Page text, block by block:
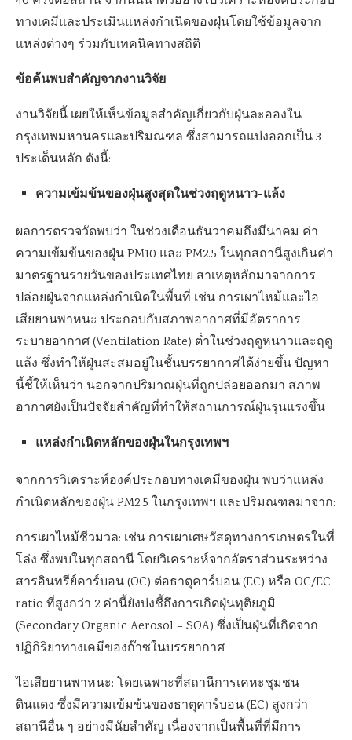
ทางเคมีและประเมินแหล่งกำเนิดของฝุ่นโดยใช้ข้อมูลจาก
แหล่งต่างๆ ร่วมกับเทคนิคทางสถิติ
ข้อค้นพบสำคัญจากงานวิจัย
งานวิจัยนี้ เผยให้เห็นข้อมูลสำคัญเกี่ยวกับฝุ่นละอองใน
กรุงเทพมหานครและปริมณฑล ซึ่งสามารถแบ่งออกเป็น 3
ประเด็นหลัก ดังนี้:
ความเข้มข้นของฝุ่นสูงสุดในช่วงฤดูหนาว-แล้ง
ผลการตรวจวัดพบว่า ในช่วงเดือนธันวาคมถึงมีนาคม ค่า
ความเข้มข้นของฝุ่น PM10 และ PM2.5 ในทุกสถานีสูงเกินค่า
มาตรฐานรายวันของประเทศไทย สาเหตุหลักมาจากการ
ปล่อยฝุ่นจากแหล่งกำเนิดในพื้นที่ เช่น การเผาไหม้และไอ
เสียยานพาหนะ ประกอบกับสภาพอากาศที่มีอัตราการ
ระบายอากาศ (Ventilation Rate) ต่ำในช่วงฤดูหนาวและฤดู
แล้ง ซึ่งทำให้ฝุ่นสะสมอยู่ในชั้นบรรยากาศได้ง่ายขึ้น ปัญหา
นี้ชี้ให้เห็นว่า นอกจากปริมาณฝุ่นที่ถูกปล่อยออกมา สภาพ
อากาศยังเป็นปัจจัยสำคัญที่ทำให้สถานการณ์ฝุ่นรุนแรงขึ้น
แหล่งกำเนิดหลักของฝุ่นในกรุงเทพฯ
จากการวิเคราะห์องค์ประกอบทางเคมีของฝุ่น พบว่าแหล่ง
กำเนิดหลักของฝุ่น PM2.5 ในกรุงเทพฯ และปริมณฑลมาจาก:
การเผาไหม้ชีวมวล: เช่น การเผาเศษวัสดุทางการเกษตรในที่
โล่ง ซึ่งพบในทุกสถานี โดยวิเคราะห์จากอัตราส่วนระหว่าง
สารอินทรีย์คาร์บอน (OC) ต่อธาตุคาร์บอน (EC) หรือ OC/EC
ratio ที่สูงกว่า 2 ค่านี้ยังบ่งชี้ถึงการเกิดฝุ่นทุติยภูมิ
(Secondary Organic Aerosol – SOA) ซึ่งเป็นฝุ่นที่เกิดจาก
ปฏิกิริยาทางเคมีของก๊าซในบรรยากาศ
ไอเสียยานพาหนะ: โดยเฉพาะที่สถานีการเคหะชุมชน
ดินแดง ซึ่งมีความเข้มข้นของธาตุคาร์บอน (EC) สูงกว่า
สถานีอื่น ๆ อย่างมีนัยสำคัญ เนื่องจากเป็นพื้นที่ที่มีการ